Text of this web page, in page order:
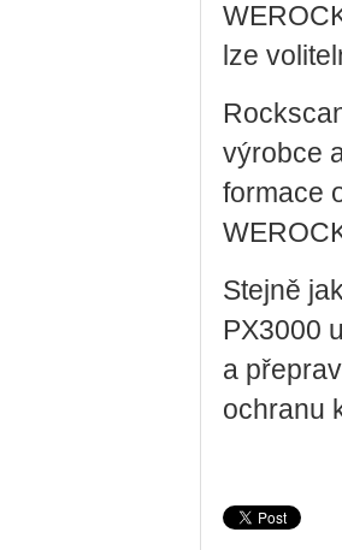
lze
vý­rob­ce
for­ma­ce
Stej­ně
PX3000
a
ochra­nu